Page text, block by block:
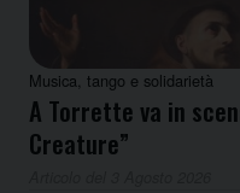
Musica, tango e solidarietà
A Torrette va in
Creature”